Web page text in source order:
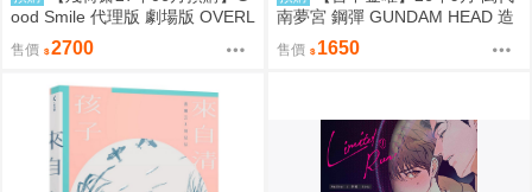
ood Smile 代理版 劇場版 OVERL
ORD 聖王國篇 雅兒貝德 figma
可動 0917
售價 2700
南夢宮 鋼彈 GUNDAM HEAD 造
型頭像 第四彈 盲盒 中盒6入 081
4
售價 1650